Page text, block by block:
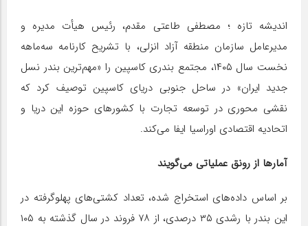
اندیشه تازه ؛ مصطفی طاعتی مقدم، رئیس هیأت مدیره و
مدیرعامل سازمان منطقه آزاد انزلی، با تشریح کارنامه سه‌ماهه
نخست سال ۱۴۰۵، مجتمع بندری کاسپین را «مهم‌ترین بندر نسل
جدید ایران» در ساحل جنوبی دریای کاسپین توصیف کرد که
نقشی محوری در توسعه تجارت با کشورهای حوزه این دریا و
اتحادیه اقتصادی اوراسیا ایفا می‌کند.
آمارها از رونق عملیاتی می‌گویند
بر اساس داده‌های استخراج شده، تعداد کشتی‌های پهلوگرفته در
این بندر با رشدی ۳۵ درصدی، از ۷۸ فروند در سال گذشته به ۱۰۵